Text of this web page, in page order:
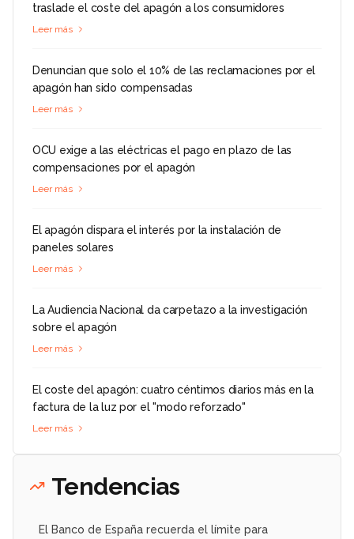
traslade el coste del apagón a los consumidores
Leer más
Denuncian que solo el 10% de las reclamaciones por el
apagón han sido compensadas
Leer más
OCU exige a las eléctricas el pago en plazo de las
compensaciones por el apagón
Leer más
El apagón dispara el interés por la instalación de
paneles solares
Leer más
La Audiencia Nacional da carpetazo a la investigación
sobre el apagón
Leer más
El coste del apagón: cuatro céntimos diarios más en la
factura de la luz por el "modo reforzado"
Leer más
Tendencias
El Banco de España recuerda el límite para